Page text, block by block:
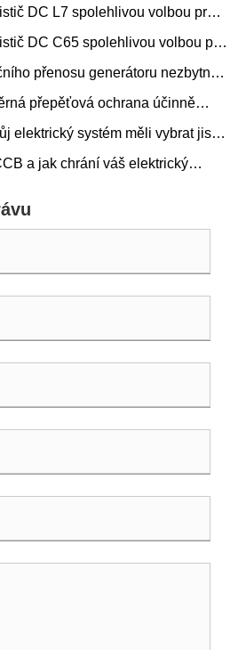
DC L7 spolehlivou volbou pro
DC C65 spolehlivou volbou pro
přenosu generátoru nezbytný
záložní napájení
přepěťová ochrana účinně
elektrický systém měli vybrat jistič
a jak chrání váš elektrický